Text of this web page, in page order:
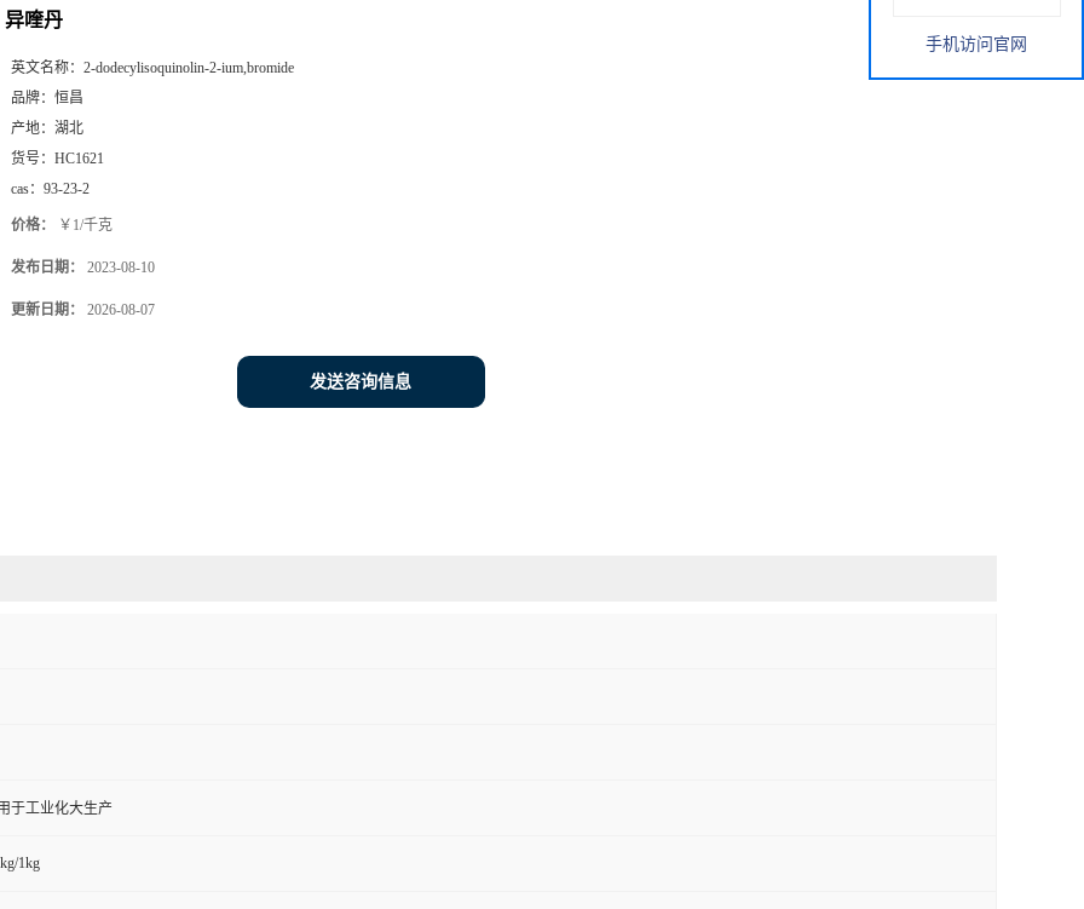
异喹丹
英文名称： 2-dodecylisoquinolin-2-ium,bromide
品牌： 恒昌
产地： 湖北
货号： HC1621
cas： 93-23-2
价格： ￥1/千克
发布日期： 2023-08-10
更新日期： 2026-08-07
发送咨询信息
于工业化大生产
1kg
手机访问官网